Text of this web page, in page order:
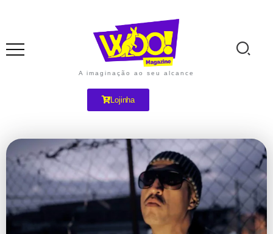
A imaginação ao seu alcance
Lojinha